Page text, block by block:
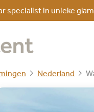
specialist in unieke
Nederland